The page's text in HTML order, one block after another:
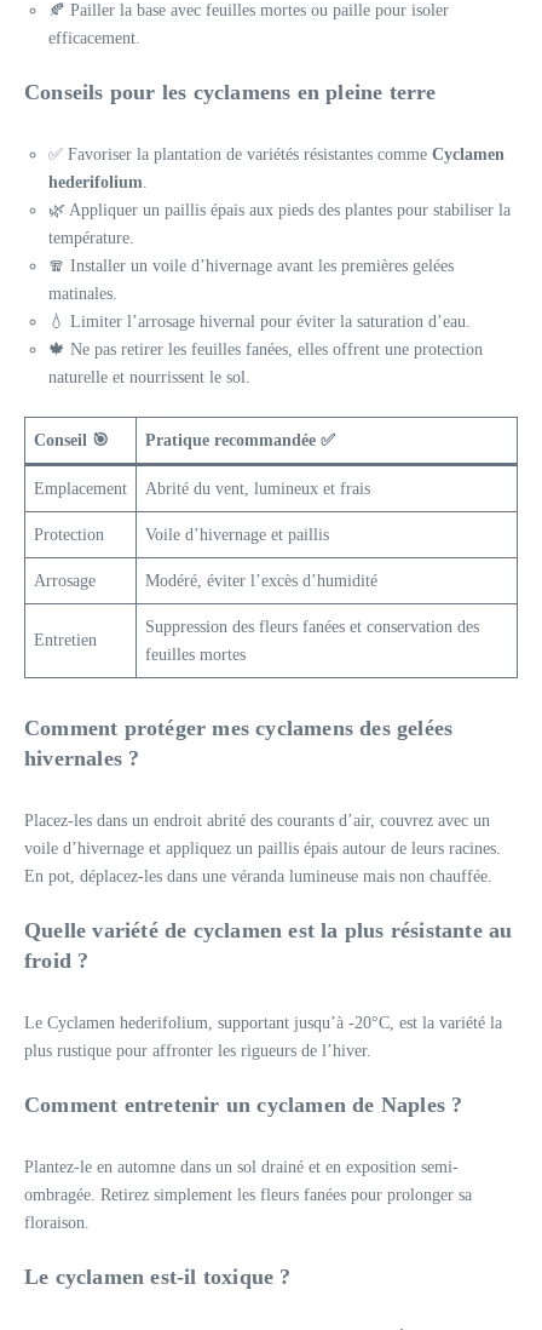
🍂 Pailler la base avec feuilles mortes ou paille pour isoler
efficacement.
Conseils pour les cyclamens en pleine terre
✅ Favoriser la plantation de variétés résistantes comme Cyclamen
hederifolium.
🌿 Appliquer un paillis épais aux pieds des plantes pour stabiliser la
température.
🧣 Installer un voile d’hivernage avant les premières gelées
matinales.
💧 Limiter l’arrosage hivernal pour éviter la saturation d’eau.
🍁 Ne pas retirer les feuilles fanées, elles offrent une protection
naturelle et nourrissent le sol.
Conseil 🎯 Pratique recommandée ✅
Emplacement Abrité du vent, lumineux et frais
Protection Voile d’hivernage et paillis
Arrosage Modéré, éviter l’excès d’humidité
Entretien
Suppression des fleurs fanées et conservation des
feuilles mortes
Comment protéger mes cyclamens des gelées
hivernales ?
Placez-les dans un endroit abrité des courants d’air, couvrez avec un
voile d’hivernage et appliquez un paillis épais autour de leurs racines.
En pot, déplacez-les dans une véranda lumineuse mais non chauffée.
Quelle variété de cyclamen est la plus résistante au
froid ?
Le Cyclamen hederifolium, supportant jusqu’à -20°C, est la variété la
plus rustique pour affronter les rigueurs de l’hiver.
Comment entretenir un cyclamen de Naples ?
Plantez-le en automne dans un sol drainé et en exposition semi-
ombragée. Retirez simplement les fleurs fanées pour prolonger sa
floraison.
Le cyclamen est-il toxique ?